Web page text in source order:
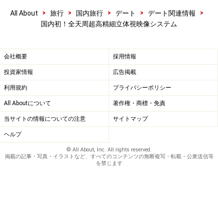
All About > 旅行 > 国内旅行 > デート > デート関連情報
>
国内初！全天周超高精細立体視映像システム
会社概要 採用情報
投資家情報 広告掲載
利用規約 プライバシーポリシー
All Aboutについて 著作権・商標・免責
当サイトの情報についての注意 サイトマップ
ヘルプ
© All About, Inc. All rights reserved.
掲載の記事・写真・イラストなど、すべてのコンテンツの無断複写・転載・公衆送信等
を禁じます